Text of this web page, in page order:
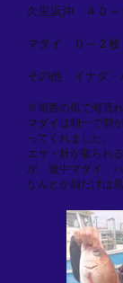
久里浜沖 ４０～
マダイ ０～２枚
その他 イナダ・
※南西の風で海荒
マダイは朝一で型
ってくれました。
エサ・針が取られ
が、途中マダイ・
なんとか顔だけは